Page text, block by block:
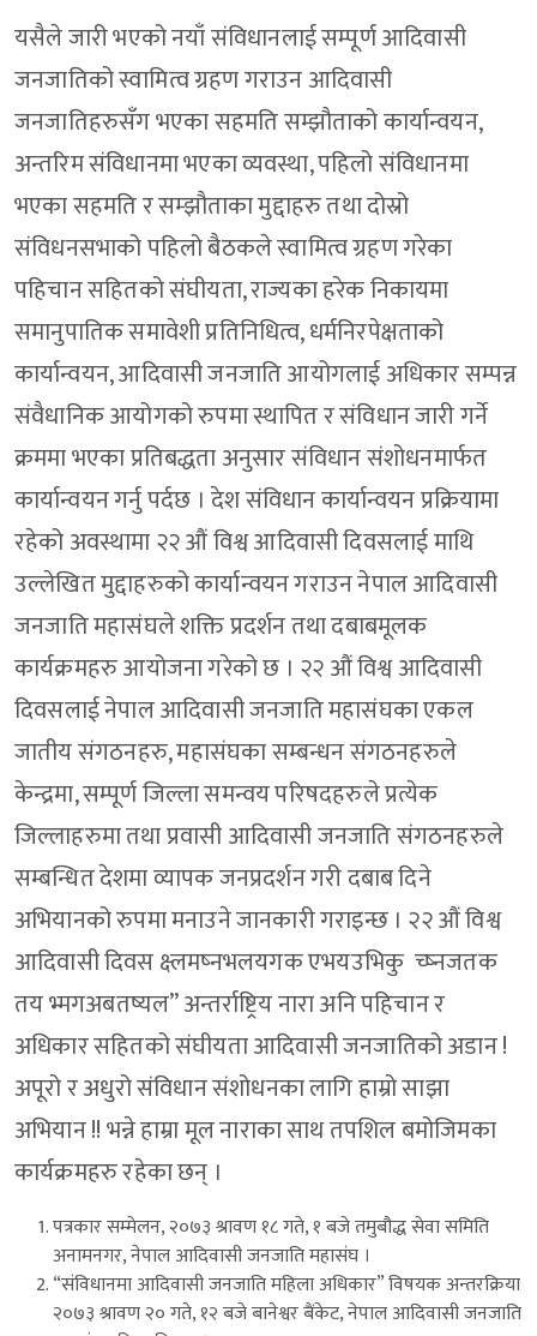
यसैले जारी भएको नयाँ संविधानलाई सम्पूर्ण आदिवासी
जनजातिको स्वामित्व ग्रहण गराउन आदिवासी
जनजातिहरुसँग भएका सहमति सम्झौताको कार्यान्वयन,
अन्तरिम संविधानमा भएका व्यवस्था, पहिलो संविधानमा
भएका सहमति र सम्झौताका मुद्दाहरु तथा दोस्रो
संविधनसभाको पहिलो बैठकले स्वामित्व ग्रहण गरेका
पहिचान सहितको संघीयता, राज्यका हरेक निकायमा
समानुपातिक समावेशी प्रतिनिधित्व, धर्मनिरपेक्षताको
कार्यान्वयन, आदिवासी जनजाति आयोगलाई अधिकार सम्पन्न
संवैधानिक आयोगको रुपमा स्थापित र संविधान जारी गर्ने
क्रममा भएका प्रतिबद्धता अनुसार संविधान संशोधनमार्फत
कार्यान्वयन गर्नु पर्दछ । देश संविधान कार्यान्वयन प्रक्रियामा
रहेको अवस्थामा २२ औं विश्व आदिवासी दिवसलाई माथि
उल्लेखित मुद्दाहरुको कार्यान्वयन गराउन नेपाल आदिवासी
जनजाति महासंघले शक्ति प्रदर्शन तथा दबाबमूलक
कार्यक्रमहरु आयोजना गरेको छ । २२ औं विश्व आदिवासी
दिवसलाई नेपाल आदिवासी जनजाति महासंघका एकल
जातीय संगठनहरु, महासंघका सम्बन्धन संगठनहरुले
केन्द्रमा, सम्पूर्ण जिल्ला समन्वय परिषदहरुले प्रत्येक
जिल्लाहरुमा तथा प्रवासी आदिवासी जनजाति संगठनहरुले
सम्बन्धित देशमा व्यापक जनप्रदर्शन गरी दबाब दिने
अभियानको रुपमा मनाउने जानकारी गराइन्छ । २२ औं विश्व
आदिवासी दिवस क्ष्लमष्नभलयगक एभयउभिकु च्ष्नजतक
तय भ्मगअबतष्यल” अन्तर्राष्ट्रिय नारा अनि पहिचान र
अधिकार सहितको संघीयता आदिवासी जनजातिको अडान !
अपूरो र अधुरो संविधान संशोधनका लागि हाम्रो साझा
अभियान !! भन्ने हाम्रा मूल नाराका साथ तपशिल बमोजिमका
कार्यक्रमहरु रहेका छन् ।
पत्रकार सम्मेलन, २०७३ श्रावण १८ गते, १ बजे तमुबौद्ध सेवा समिति
अनामनगर, नेपाल आदिवासी जनजाति महासंघ ।
“संविधानमा आदिवासी जनजाति महिला अधिकार” विषयक अन्तरक्रिया
२०७३ श्रावण २० गते, १२ बजे बानेश्वर बैंकेट, नेपाल आदिवासी जनजाति